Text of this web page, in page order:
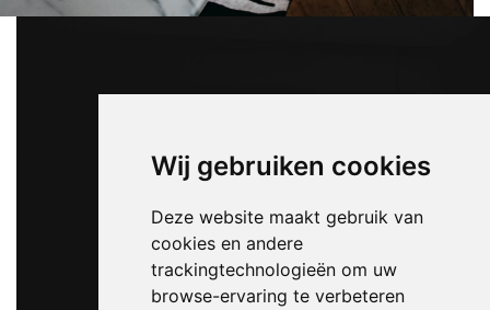
Wij gebruiken cookies
Deze website maakt gebruik van
cookies en andere
trackingtechnologieën om uw
browse-ervaring te verbeteren